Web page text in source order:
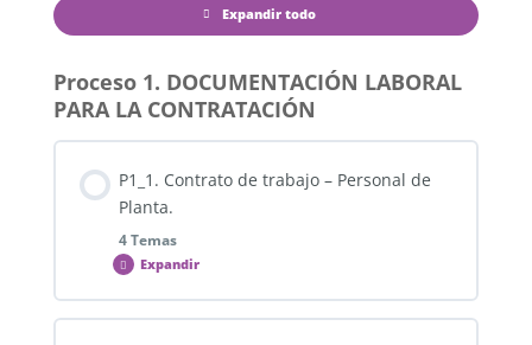
Expandir todo
Proceso 1. DOCUMENTACIÓN LABORAL
PARA LA CONTRATACIÓN
P1_1. Contrato de trabajo – Personal de
Planta.
4 Temas
Expandir